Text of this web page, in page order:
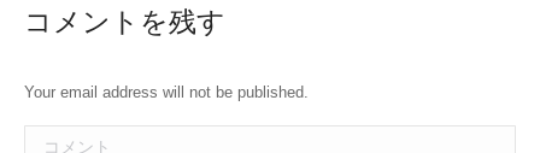
コメントを残す
Your email address will not be published.
コメント